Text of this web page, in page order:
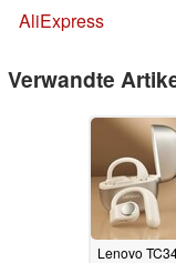
AliExpress
Verwandte
Lenovo